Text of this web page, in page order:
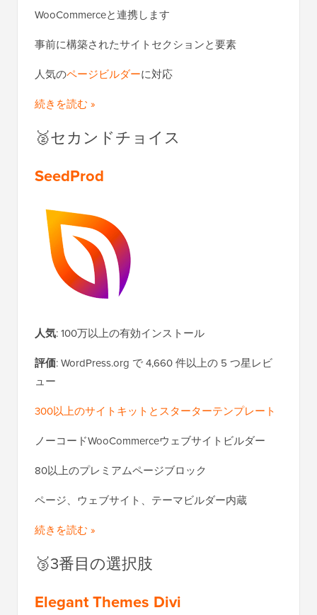
WooCommerceと連携します
事前に構築されたサイトセクションと要素
人気のページビルダーに対応
続きを読む »
🥈セカンドチョイス
SeedProd
人気: 100万以上の有効インストール
評価: WordPress.org で 4,660 件以上の 5 つ星レビ
ュー
300以上のサイトキットとスターターテンプレート
ノーコードWooCommerceウェブサイトビルダー
80以上のプレミアムページブロック
ページ、ウェブサイト、テーマビルダー内蔵
続きを読む »
🥉3番目の選択肢
Elegant Themes Divi